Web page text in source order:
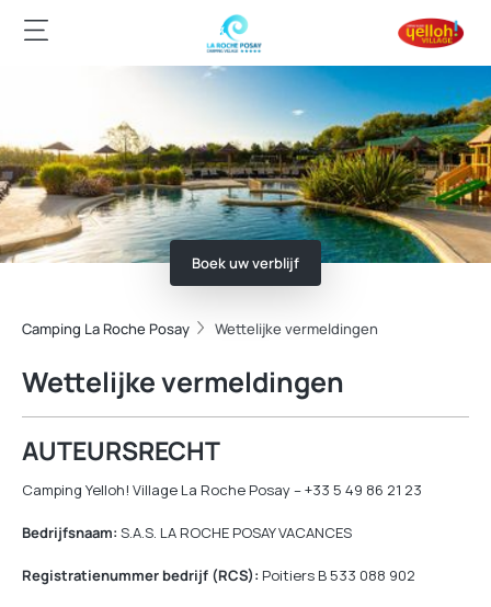
Boek uw verblijf
Camping La Roche Posay Wettelijke vermeldingen
Wettelijke vermeldingen
AUTEURSRECHT
Camping Yelloh! Village La Roche Posay – +33 5 49 86 21 23
Bedrijfsnaam: S.A.S. LA ROCHE POSAY VACANCES
Registratienummer bedrijf (RCS): Poitiers B 533 088 902